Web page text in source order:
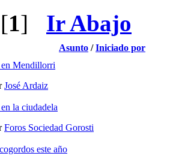
1] Ir Abajo
Asunto /Iniciado por
Mendillorri
José Ardaiz
la ciudadela
Foros Sociedad Gorosti
este año